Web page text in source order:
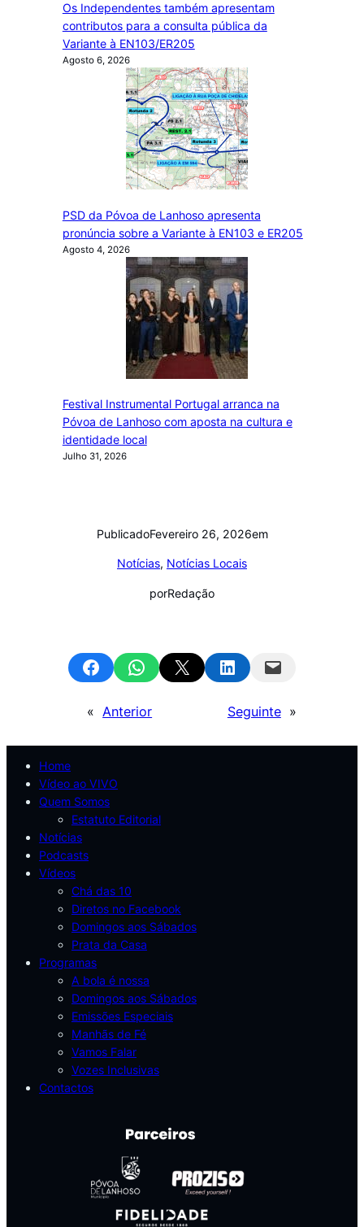
Os Independentes também apresentam
contributos para a consulta pública da
Variante à EN103/ER205
Agosto 6, 2026
PSD da Póvoa de Lanhoso apresenta
pronúncia sobre a Variante à EN103 e ER205
Agosto 4, 2026
Festival Instrumental Portugal arranca na
Póvoa de Lanhoso com aposta na cultura e
identidade local
Julho 31, 2026
PublicadoFevereiro 26, 2026em
Notícias, Notícias Locais
porRedação
Share on FacebookShare on WhatsApp
Email this Page Share on LinkedInEmail this Page
« Anterior Seguinte »
Home
Vídeo ao VIVO
Quem Somos
Estatuto Editorial
Notícias
Podcasts
Vídeos
Chá das 10
Diretos no Facebook
Domingos aos Sábados
Prata da Casa
Programas
A bola é nossa
Domingos aos Sábados
Emissões Especiais
Manhãs de Fé
Vamos Falar
Vozes Inclusivas
Contactos